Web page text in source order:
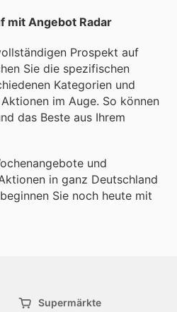
mit Angebot Radar
Prospekt auf
Sie die spezifischen
Kategorien und
im Auge. So können
das Beste aus Ihrem
und
in ganz Deutschland
Sie noch heute mit
Supermärkte